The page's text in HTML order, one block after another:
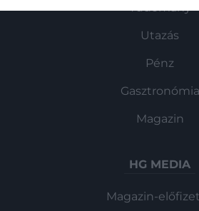
Tudomány
Utazás
Pénz
Gasztronómia
Magazin
HG MEDIA
Magazin-